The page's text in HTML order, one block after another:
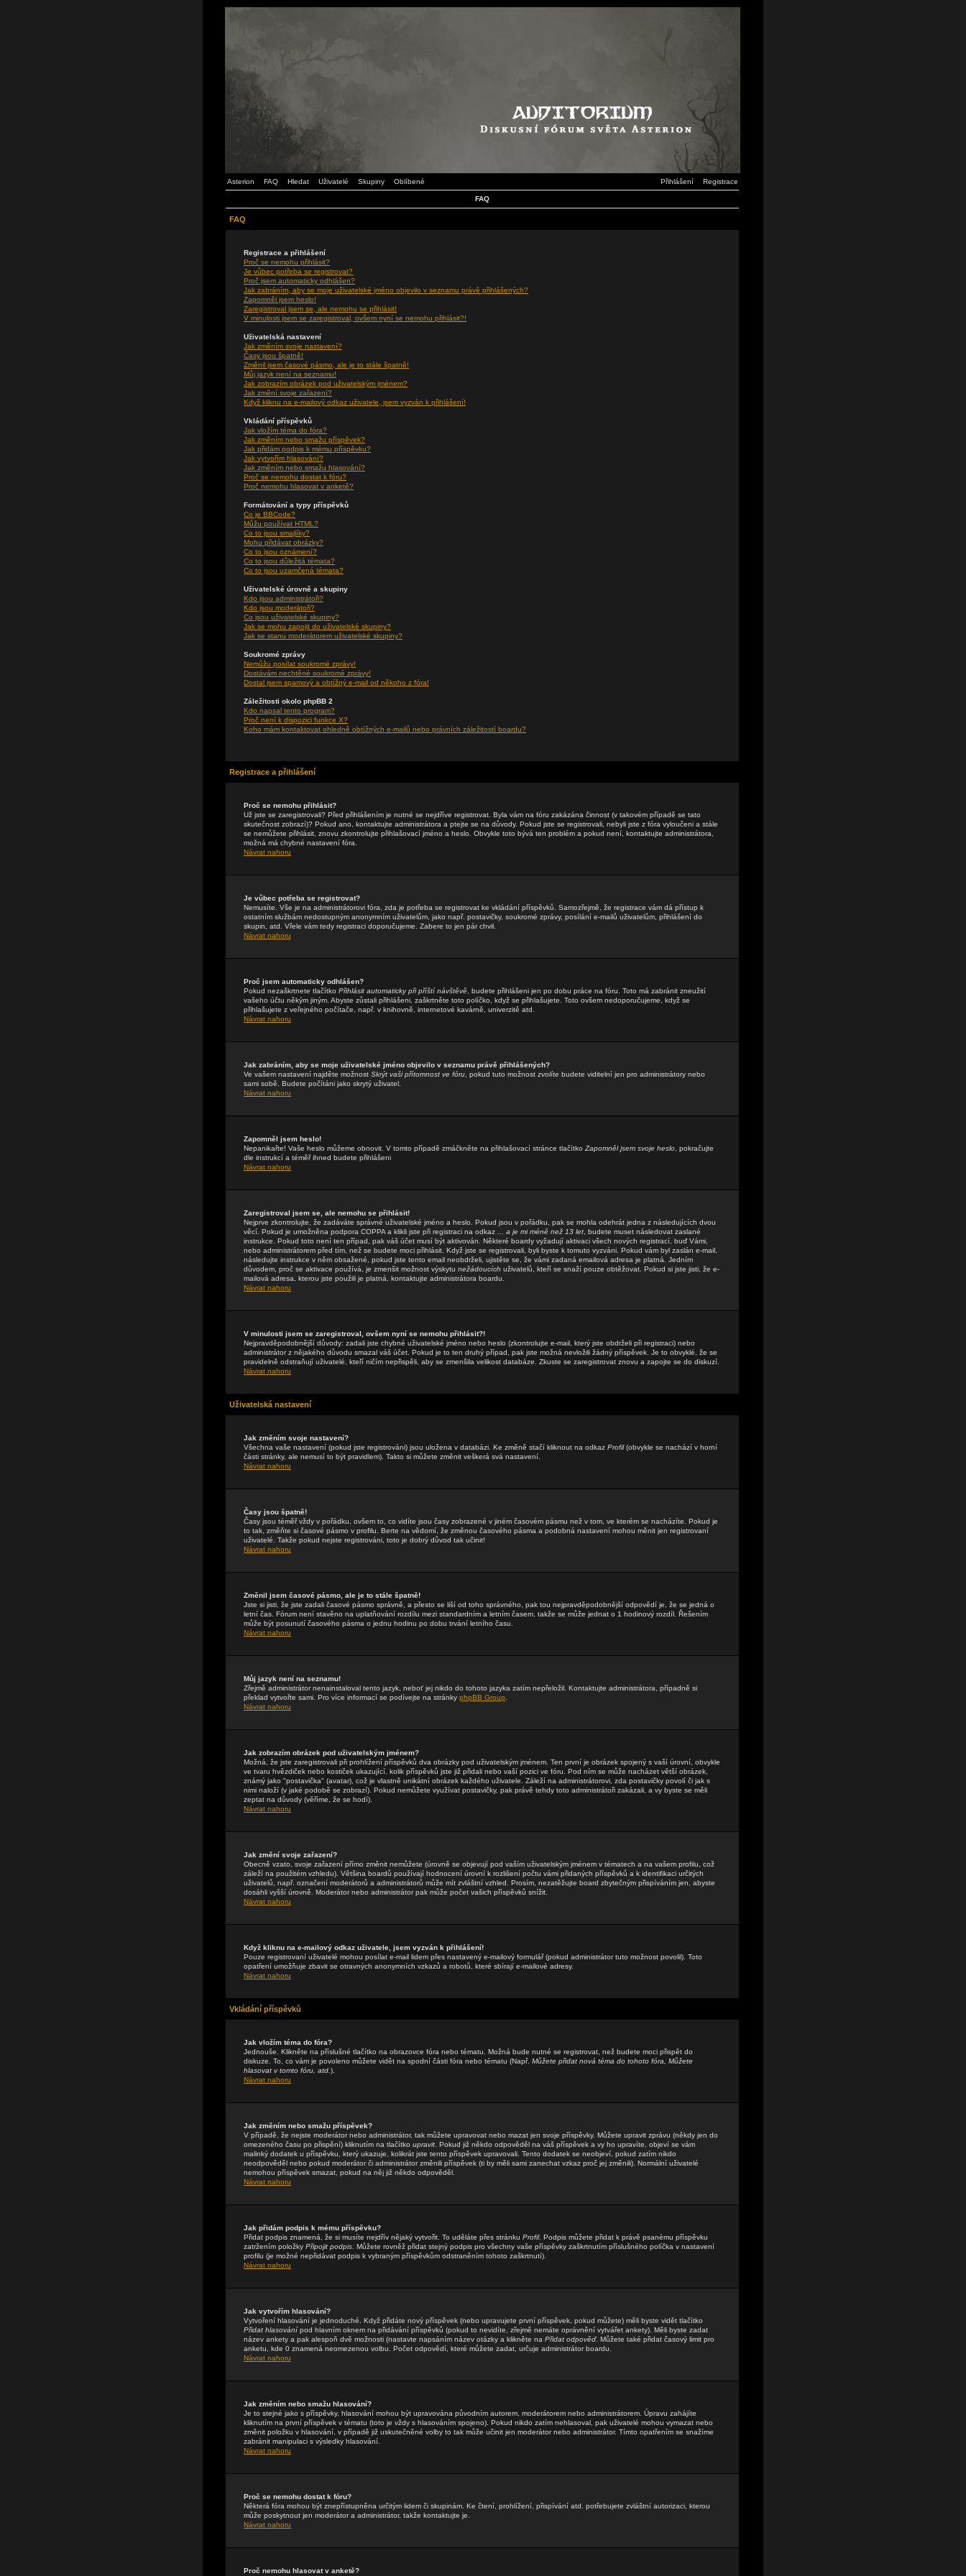
Asterion FAQ Hledat Uživatelé Skupiny Oblíbené Přihlášení Registrace
FAQ
FAQ
Registrace a přihlášení
Proč se nemohu přihlásit?
Je vůbec potřeba se registrovat?
Proč jsem automaticky odhlášen?
Jak zabráním, aby se moje uživatelské jméno objevilo v seznamu právě přihlášených?
Zapomněl jsem heslo!
Zaregistroval jsem se, ale nemohu se přihlásit!
V minulosti jsem se zaregistroval, ovšem nyní se nemohu přihlásit?!
Uživatelská nastavení
Jak změním svoje nastavení?
Časy jsou špatně!
Změnil jsem časové pásmo, ale je to stále špatně!
Můj jazyk není na seznamu!
Jak zobrazím obrázek pod uživatelským jménem?
Jak změní svoje zařazení?
Když kliknu na e-mailový odkaz uživatele, jsem vyzván k přihlášení!
Vkládání příspěvků
Jak vložím téma do fóra?
Jak změním nebo smažu příspěvek?
Jak přidám podpis k mému příspěvku?
Jak vytvořím hlasování?
Jak změním nebo smažu hlasování?
Proč se nemohu dostat k fóru?
Proč nemohu hlasovat v anketě?
Formátování a typy příspěvků
Co je BBCode?
Můžu používat HTML?
Co to jsou smajlíky?
Mohu přidávat obrázky?
Co to jsou oznámení?
Co to jsou důležitá témata?
Co to jsou uzamčená témata?
Uživatelské úrovně a skupiny
Kdo jsou administrátoři?
Kdo jsou moderátoři?
Co jsou uživatelské skupiny?
Jak se mohu zapojit do uživatelské skupiny?
Jak se stanu moderátorem uživatelské skupiny?
Soukromé zprávy
Nemůžu posílat soukromé zprávy!
Dostávám nechtěné soukromé zprávy!
Dostal jsem spamový a obtížný e-mail od někoho z fóra!
Záležitosti okolo phpBB 2
Kdo napsal tento program?
Proč není k dispozici funkce X?
Koho mám kontaktovat ohledně obtížných e-mailů nebo právních záležitostí boardu?
Registrace a přihlášení
Proč se nemohu přihlásit?
Už jste se zaregistrovali? Před přihlášením je nutné se nejdříve registrovat. Byla vám na fóru zakázána činnost (v takovém případě se tato
skutečnost zobrazí)? Pokud ano, kontaktujte administrátora a ptejte se na důvody. Pokud jste se registrovali, nebyli jste z fóra vyloučeni a stále
se nemůžete přihlásit, znovu zkontrolujte přihlašovací jméno a heslo. Obvykle toto bývá ten problém a pokud není, kontaktujte administrátora,
možná má chybné nastavení fóra.
Návrat nahoru
Je vůbec potřeba se registrovat?
Nemusíte. Vše je na administrátorovi fóra, zda je potřeba se registrovat ke vkládání příspěvků. Samozřejmě, že registrace vám dá přístup k
ostatním službám nedostupným anonymním uživatelům, jako např. postavičky, soukromé zprávy, posílání e-mailů uživatelům, přihlášení do
skupin, atd. Vřele vám tedy registraci doporučujeme. Zabere to jen pár chvil.
Návrat nahoru
Proč jsem automaticky odhlášen?
Pokud nezaškrtnete tlačítko Přihlásit automaticky při příští návštěvě , budete přihlášeni jen po dobu práce na fóru. Toto má zabránit zneužití
vašeho účtu někým jiným. Abyste zůstali přihlášeni, zaškrtněte toto políčko, když se přihlašujete. Toto ovšem nedoporučujeme, když se
přihlašujete z veřejného počítače, např. v knihovně, internetové kavárně, univerzitě atd.
Návrat nahoru
Jak zabráním, aby se moje uživatelské jméno objevilo v seznamu právě přihlášených?
Ve vašem nastavení najděte možnost Skrýt vaši přítomnost ve fóru , pokud tuto možnost zvolíte budete viditelní jen pro administrátory nebo
sami sobě. Budete počítáni jako skrytý uživatel.
Návrat nahoru
Zapomněl jsem heslo!
Nepanikařte! Vaše heslo můžeme obnovit. V tomto případě zmáčkněte na přihlašovací stránce tlačítko Zapomněl jsem svoje heslo , pokračujte
dle instrukcí a téměř ihned budete přihlášeni
Návrat nahoru
Zaregistroval jsem se, ale nemohu se přihlásit!
Nejprve zkontrolujte, že zadáváte správné uživatelské jméno a heslo. Pokud jsou v pořádku, pak se mohla odehrát jedna z následujících dvou
věcí. Pokud je umožněna podpora COPPA a klikli jste při registraci na odkaz
... a je mi méně než 13 let , budete muset následovat zaslané
instrukce. Pokud toto není ten případ, pak váš účet musí být aktivován. Některé boardy vyžadují aktivaci všech nových registrací, buď Vámi,
nebo administrátorem před tím, než se budete moci přihlásit. Když jste se registrovali, byli byste k tomuto vyzváni. Pokud vám byl zaslán e-mail,
následujte instrukce v něm obsažené, pokud jste tento email neobdrželi, ujistěte se, že vámi zadaná emailová adresa je platná. Jedním
důvodem, proč se aktivace používá, je zmenšit možnost výskytu nežádoucích uživatelů, kteří se snaží pouze obtěžovat. Pokud si jste jisti, že e-
mailová adresa, kterou jste použili je platná, kontaktujte administrátora boardu.
Návrat nahoru
V minulosti jsem se zaregistroval, ovšem nyní se nemohu přihlásit?!
Nejpravděpodobnější důvody: zadali jste chybné uživatelské jméno nebo heslo (zkontrolujte e-mail, který jste obdrželi při registraci) nebo
administrátor z nějakého důvodu smazal váš účet. Pokud je to ten druhý případ, pak jste možná nevložili žádný příspěvek. Je to obvyklé, že se
pravidelně odstraňují uživatelé, kteří ničím nepřispěli, aby se zmenšila velikost databáze. Zkuste se zaregistrovat znovu a zapojte se do diskuzí.
Návrat nahoru
Uživatelská nastavení
Jak změním svoje nastavení?
Všechna vaše nastavení (pokud jste registrováni) jsou uložena v databázi. Ke změně stačí kliknout na odkaz Profil(obvykle se nachází v horní
části stránky, ale nemusí to být pravidlem). Takto si můžete změnit veškerá svá nastavení.
Návrat nahoru
Časy jsou špatně!
Časy jsou téměř vždy v pořádku, ovšem to, co vidíte jsou časy zobrazené v jiném časovém pásmu než v tom, ve kterém se nacházíte. Pokud je
to tak, změňte si časové pásmo v profilu. Berte na vědomí, že změnou časového pásma a podobná nastavení mohou měnit jen registrovaní
uživatelé. Takže pokud nejste registrováni, toto je dobrý důvod tak učinit!
Návrat nahoru
Změnil jsem časové pásmo, ale je to stále špatně!
Jste si jisti, že jste zadali časové pásmo správně, a přesto se liší od toho správného, pak tou nejpravděpodobnější odpovědí je, že se jedná o
letní čas. Fórum není stavěno na uplatňování rozdílu mezi standardním a letním časem, takže se může jednat o 1 hodinový rozdíl. Řešením
může být posunutí časového pásma o jednu hodinu po dobu trvání letního času.
Návrat nahoru
Můj jazyk není na seznamu!
Zřejmě administrátor nenainstaloval tento jazyk, neboť jej nikdo do tohoto jazyka zatím nepřeložil. Kontaktujte administrátora, případně si
překlad vytvořte sami. Pro více informací se podívejte na stránky phpBB Group
Návrat nahoru
Jak zobrazím obrázek pod uživatelským jménem?
Možná, že jste zaregistrovali při prohlížení příspěvků dva obrázky pod uživatelským jménem. Ten první je obrázek spojený s vaší úrovní, obvykle
ve tvaru hvězdiček nebo kostiček ukazující, kolik příspěvků jste již přidali nebo vaší pozici ve fóru. Pod ním se může nacházet větší obrázek,
známý jako "postavička" (avatar), což je vlastně unikátní obrázek každého uživatele. Záleží na administrátorovi, zda postavičky povolí či jak s
nimi naloží (v jaké podobě se zobrazí). Pokud nemůžete využívat postavičky, pak právě tehdy toto administrátoři zakázali, a vy byste se měli
zeptat na důvody (věříme, že se hodí).
Návrat nahoru
Jak změní svoje zařazení?
Obecně vzato, svoje zařazení přímo změnit nemůžete (úrovně se objevují pod vaším uživatelským jménem v tématech a na vašem profilu, což
záleží na použitém vzhledu). Většina boardů používají hodnocení úrovní k rozlišení počtu vámi přidaných příspěvků a k identifikaci určitých
uživatelů, např. označení moderátorů a administrátorů může mít zvláštní vzhled. Prosím, nezatěžujte board zbytečným přispíváním jen, abyste
dosáhli vyšší úrovně. Moderátor nebo administrátor pak může počet vašich příspěvků snížit.
Návrat nahoru
Když kliknu na e-mailový odkaz uživatele, jsem vyzván k přihlášení!
Pouze registrovaní uživatelé mohou posílat e-mail lidem přes nastavený e-mailový formulář (pokud administrátor tuto možnost povolil). Toto
opatření umožňuje zbavit se otravných anonymních vzkazů a robotů, které sbírají e-mailové adresy.
Návrat nahoru
Vkládání příspěvků
Jak vložím téma do fóra?
Jednouše. Klikněte na příslušné tlačítko na obrazovce fóra nebo tématu. Možná bude nutné se registrovat, než budete moci přispět do
diskuze. To, co vám je povoleno můžete vidět na spodní části fóra nebo tématu (Např. Můžete přidat nová téma do tohoto fóra, Můžete
hlasovat v tomto fóru, atd. ).
Návrat nahoru
Jak změním nebo smažu příspěvek?
V případě, že nejste moderátor nebo administrátor, tak můžete upravovat nebo mazat jen svoje příspěvky. Můžete upravit zprávu (někdy jen do
omezeného času po přispění) kliknutím na tlačítko upravit . Pokud již někdo odpověděl na váš příspěvek a vy ho upravíte, objeví se vám
malinký dodatek u příspěvku, který ukazuje, kolikrát jste tento příspěvek upravovali. Tento dodatek se neobjeví, pokud zatím nikdo
neodpověděl nebo pokud moderátor či administrátor změnili příspěvek (ti by měli sami zanechat vzkaz proč jej změnili). Normální uživatelé
nemohou příspěvek smazat, pokud na něj již někdo odpověděl.
Návrat nahoru
Jak přidám podpis k mému příspěvku?
Přidat podpis znamená, že si musíte nejdřív nějaký vytvořit. To uděláte přes stránku Profil. Podpis můžete přidat k právě psanému příspěvku
zatržením položky Připojit podpis . Můžete rovněž přidat stejný podpis pro všechny vaše příspěvky zaškrtnutím příslušného políčka v nastavení
profilu (je možné nepřidávat podpis k vybraným příspěvkům odstraněním tohoto zaškrtnutí).
Návrat nahoru
Jak vytvořím hlasování?
Vytvoření hlasování je jednoduché. Když přidáte nový příspěvek (nebo upravujete první příspěvek, pokud můžete) měli byste vidět tlačítko
Přidat hlasovánípod hlavním oknem na přidávání příspěvků (pokud to nevidíte, zřejmě nemáte oprávnění vytvářet ankety). Měli byste zadat
název ankety a pak alespoň dvě možnosti (nastavte napsáním název otázky a klikněte na Přidat odpověď. Můžete také přidat časový limit pro
anketu, kde 0 znamená neomezenou volbu. Počet odpovědí, které můžete zadat, určuje administrátor boardu.
Návrat nahoru
Jak změním nebo smažu hlasování?
Je to stejné jako s příspěvky, hlasování mohou být upravována původním autorem, moderátorem nebo administrátorem. Úpravu zahájíte
kliknutím na první příspěvek v tématu (toto je vždy s hlasováním spojeno). Pokud nikdo zatím nehlasoval, pak uživatelé mohou vymazat nebo
změnit položku v hlasování, v případě již uskutečněné volby to tak může učinit jen moderátor nebo administrátor. Tímto opatřením se snažíme
zabránit manipulaci s výsledky hlasování.
Návrat nahoru
Proč se nemohu dostat k fóru?
Některá fóra mohou být znepřístupněna určitým lidem či skupinám. Ke čtení, prohlížení, přispívání atd. potřebujete zvláštní autorizaci, kterou
může poskytnout jen moderátor a administrátor, takže kontaktujte je.
Návrat nahoru
Proč nemohu hlasovat v anketě?